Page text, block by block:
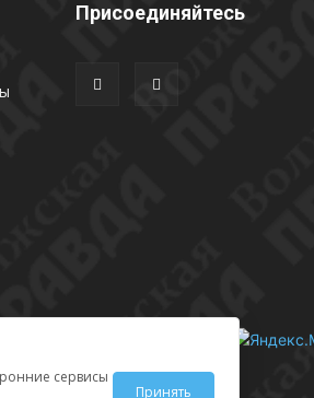
Присоединяйтесь
сервисы
Принять